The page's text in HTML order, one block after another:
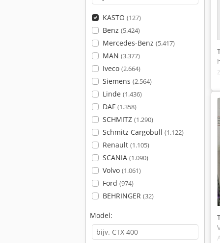
KASTO (127)
Benz (5.424)
Mercedes-Benz (5.417)
MAN (3.377)
Iveco (2.664)
Siemens (2.564)
Linde (1.436)
DAF (1.358)
SCHMITZ (1.290)
Schmitz Cargobull (1.122)
Renault (1.105)
SCANIA (1.090)
Volvo (1.061)
Ford (974)
BEHRINGER (32)
Model: